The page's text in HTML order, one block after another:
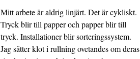
Mitt arbete är aldrig linjärt. Det är cykliskt.
Tryck blir till papper och papper blir till
tryck. Installationer blir sorteringssystem.
Jag sätter klot i rullning ovetandes om deras